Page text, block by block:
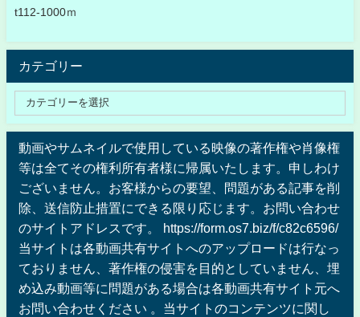
t112-1000ｍ
カテゴリー
動画やサムネイルで使用している映像の著作権や肖像権
等は全てその権利所有者様に帰属いたします。申しわけ
ございません。お客様からの要望、問題がある記事を削
除、送信防止措置にできる限り応じます。お問い合わせ
のサイトアドレスです。 https://form.os7.biz/f/c82c6596/
当サイトは各動画共有サイトへのアップロードは行なっ
ておりません、著作権の侵害を目的としていません、埋
め込み動画等に問題がある場合は各動画共有サイト元へ
お問い合わせください 。当サイトのコンテンツに関し